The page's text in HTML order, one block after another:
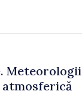
Meteorologii
atmosferică